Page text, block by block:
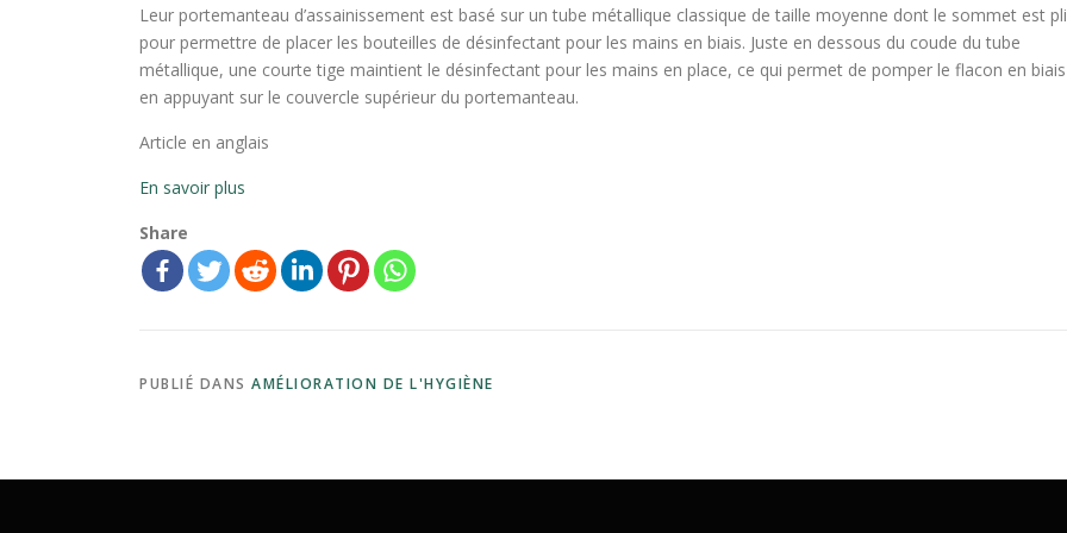
Leur portemanteau d’assainissement est basé sur un tube métallique classique de taille moyenne dont le sommet est
pour permettre de placer les bouteilles de désinfectant pour les mains en biais. Juste en dessous du coude du tube
métallique, une courte tige maintient le désinfectant pour les mains en place, ce qui permet de pomper le flacon en biais
en appuyant sur le couvercle supérieur du portemanteau.
Article en anglais
En savoir plus
Share
PUBLIÉ DANS AMÉLIORATION DE L'HYGIÈNE